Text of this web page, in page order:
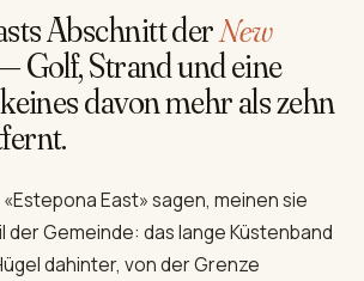
Abschnitt derNew
Golf, Strand und eine
davon mehr als zehn
East» sagen, meinen sie
der Gemeinde: das lange Küstenband
dahinter, von der Grenze